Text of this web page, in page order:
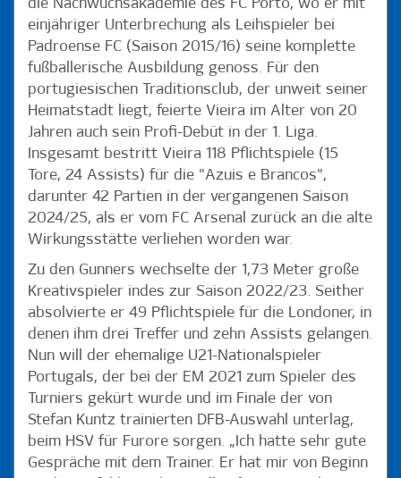
die Nachwuchsakademie des FC Porto, wo er mit
einjähriger Unterbrechung als Leihspieler bei
Padroense FC (Saison 2015/16) seine komplette
fußballerische Ausbildung genoss. Für den
portugiesischen Traditionsclub, der unweit seiner
Heimatstadt liegt, feierte Vieira im Alter von 20
Jahren auch sein Profi-Debüt in der 1. Liga.
Insgesamt bestritt Vieira 118 Pflichtspiele (15
Tore, 24 Assists) für die "Azuis e Brancos",
darunter 42 Partien in der vergangenen Saison
2024/25, als er vom FC Arsenal zurück an die alte
Wirkungsstätte verliehen worden war.
Zu den Gunners wechselte der 1,73 Meter große
Kreativspieler indes zur Saison 2022/23. Seither
absolvierte er 49 Pflichtspiele für die Londoner, in
denen ihm drei Treffer und zehn Assists gelangen.
Nun will der ehemalige U21-Nationalspieler
Portugals, der bei der EM 2021 zum Spieler des
Turniers gekürt wurde und im Finale der von
Stefan Kuntz trainierten DFB-Auswahl unterlag,
beim HSV für Furore sorgen. „Ich hatte sehr gute
Gespräche mit dem Trainer. Er hat mir von Beginn